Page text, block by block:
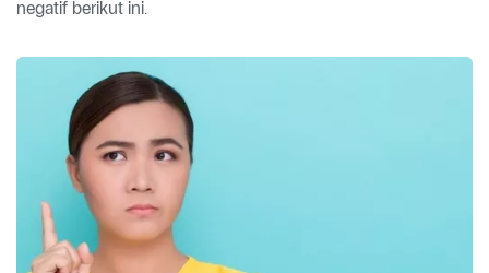
negatif berikut ini.